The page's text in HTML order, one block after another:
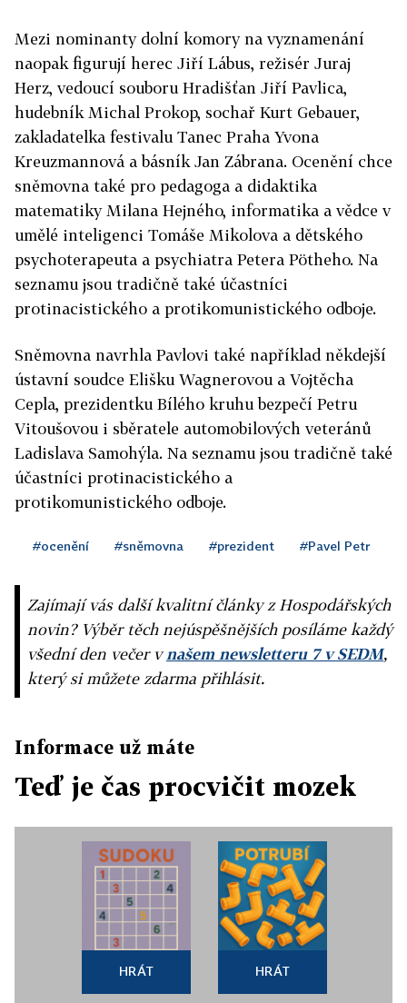
Mezi nominanty dolní komory na vyznamenání
naopak figurují herec Jiří Lábus, režisér Juraj
Herz, vedoucí souboru Hradišťan Jiří Pavlica,
hudebník Michal Prokop, sochař Kurt Gebauer,
zakladatelka festivalu Tanec Praha Yvona
Kreuzmannová a básník Jan Zábrana. Ocenění chce
sněmovna také pro pedagoga a didaktika
matematiky Milana Hejného, informatika a vědce v
umělé inteligenci Tomáše Mikolova a dětského
psychoterapeuta a psychiatra Petera Pötheho. Na
seznamu jsou tradičně také účastníci
protinacistického a protikomunistického odboje.
Sněmovna navrhla Pavlovi také například někdejší
ústavní soudce Elišku Wagnerovou a Vojtěcha
Cepla, prezidentku Bílého kruhu bezpečí Petru
Vitoušovou i sběratele automobilových veteránů
Ladislava Samohýla. Na seznamu jsou tradičně také
účastníci protinacistického a
protikomunistického odboje.
#ocenění #sněmovna #prezident #Pavel Petr
Zajímají vás další kvalitní články z Hospodářských
novin? Výběr těch nejúspěšnějších posíláme každý
všední den večer vnašem newsletteru 7 v SEDM,
který si můžete zdarma přihlásit.
Informace už máte
Teď je čas procvičit mozek
HRÁT HRÁT